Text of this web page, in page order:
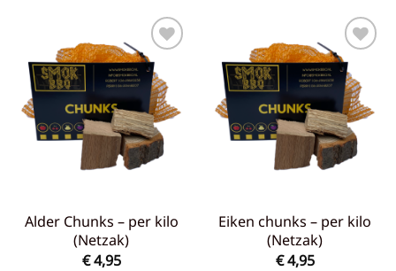
Toevoegen
aan
verlanglijst
Alder Chunks – per kilo
(Netzak)
€4,95
Toevoegen
aan
verlanglijst
Eiken chunks – per kilo
(Netzak)
€4,95